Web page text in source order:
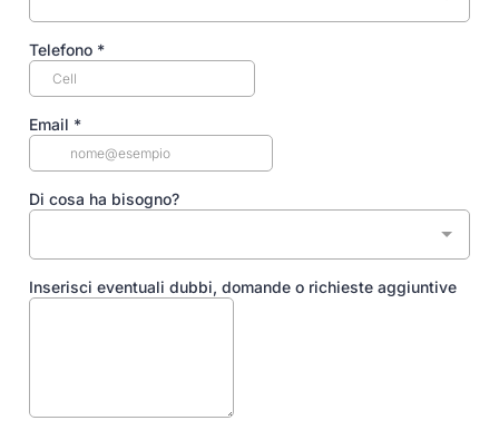
Telefono *
Email *
Di cosa ha bisogno?
Inserisci eventuali dubbi, domande o richieste aggiuntive